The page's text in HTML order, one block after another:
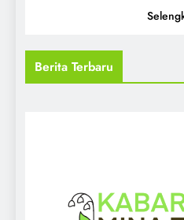
Berita Terbaru